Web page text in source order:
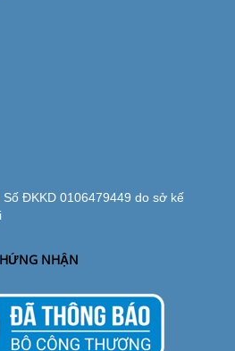
ĐKKD 0106479449 do sở kế
NHẬN